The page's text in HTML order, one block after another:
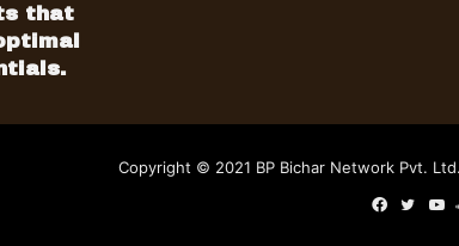
that
Copyright © 2021 BP Bichar Network Pvt.
Facebook